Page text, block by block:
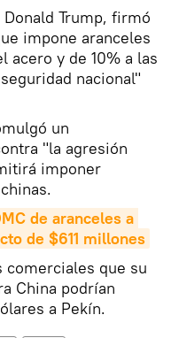
Trump, firmó
impone aranceles
acero y de 10% a las
nacional"
un
"la agresión
imponer
de aranceles a
de $611 millones
comerciales que su
China podrían
a Pekín.